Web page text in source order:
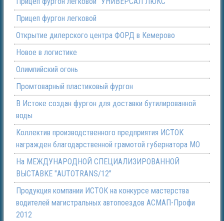
Прицеп фургон легковой
Открытие дилерского центра ФОРД в Кемерово
Новое в логистике
Олимпийский огонь
Промтоварный пластиковый фургон
В Истоке создан фургон для доставки бутилированной
воды
Коллектив производственного предприятия ИСТОК
награжден благодарственной грамотой губернатора МО
На МЕЖДУНАРОДНОЙ СПЕЦИАЛИЗИРОВАННОЙ
ВЫСТАВКЕ "AUTOTRANS/12"
Продукция компании ИСТОК на конкурсе мастерства
водителей магистральных автопоездов АСМАП-Профи
2012